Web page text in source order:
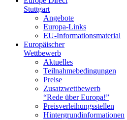
Stuttgart
Angebote
Europa-Links
EU-Informationsmaterial
Europäischer
Wettbewerb
Aktuelles
Teilnahme­bedingungen
Preise
Zusatzwettbewerb
“Rede über Europa!”
Preisverleihungsstellen
Hintergrundinformationen